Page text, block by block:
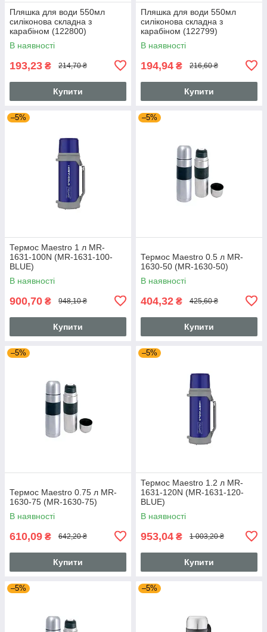
Пляшка для води 550мл
силіконова складна з
карабіном (122800)
В наявності
193,23 ₴ 214,70 ₴
Купити
Пляшка для води 550мл
силіконова складна з
карабіном (122799)
В наявності
194,94 ₴ 216,60 ₴
Купити
–5%
Термос Maestro 1 л MR-
1631-100N (MR-1631-100-
BLUE)
В наявності
900,70 ₴ 948,10 ₴
Купити
–5%
Термос Maestro 0.5 л MR-
1630-50 (MR-1630-50)
В наявності
404,32 ₴ 425,60 ₴
Купити
–5%
Термос Maestro 0.75 л MR-
1630-75 (MR-1630-75)
В наявності
610,09 ₴ 642,20 ₴
Купити
–5%
Термос Maestro 1.2 л MR-
1631-120N (MR-1631-120-
BLUE)
В наявності
953,04 ₴ 1 003,20 ₴
Купити
–5% –5%